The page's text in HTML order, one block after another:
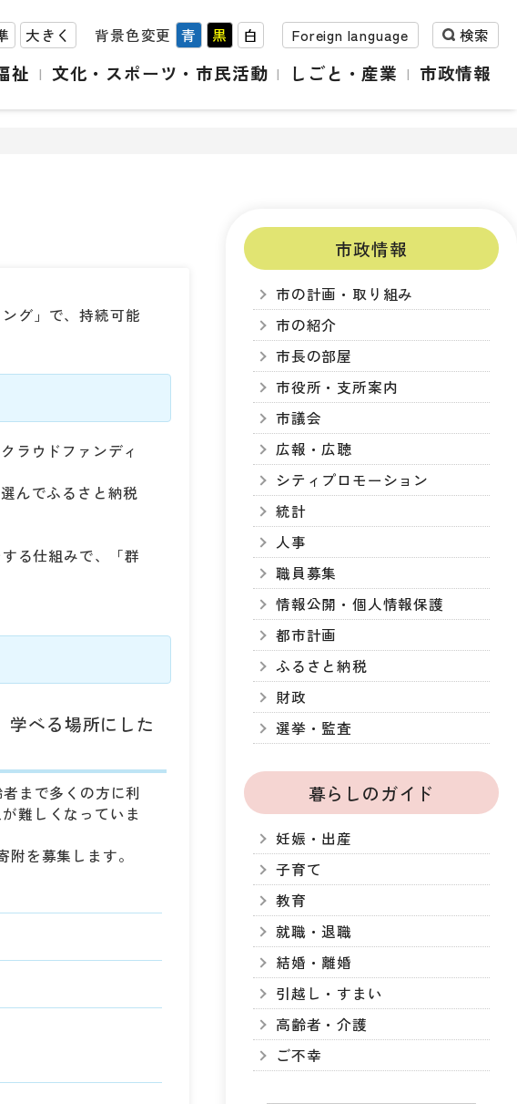
大きく 背景色変更 青 黒 白 Foreign language 検索
祉 文化・スポーツ・市民活動 しごと・産業 市政情報
グ」で、持続可能
ラウドファンディ
んでふるさと納税
る仕組みで、「群
学べる場所にした
まで多くの方に利
難しくなっていま
を募集します。
市政情報
市の計画・取り組み
市の紹介
市長の部屋
市役所・支所案内
市議会
広報・広聴
シティプロモーション
統計
人事
職員募集
情報公開・個人情報保護
都市計画
ふるさと納税
財政
選挙・監査
暮らしのガイド
妊娠・出産
子育て
教育
就職・退職
結婚・離婚
引越し・すまい
高齢者・介護
ご不幸